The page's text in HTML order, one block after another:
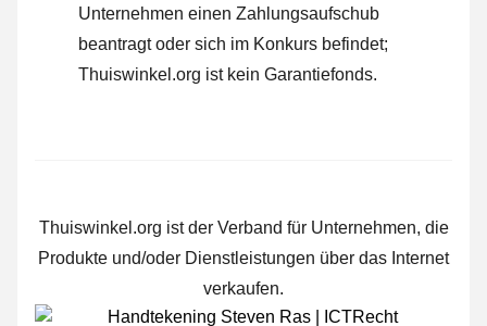
Unternehmen einen Zahlungsaufschub
beantragt oder sich im Konkurs befindet;
Thuiswinkel.org ist kein Garantiefonds.
Thuiswinkel.org ist der Verband für Unternehmen, die
Produkte und/oder Dienstleistungen über das Internet
verkaufen.